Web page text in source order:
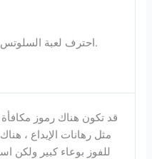
احترف لعبة السلوتس في الكازينو.
قد تكون هناك رموز
مثل رهانات الإيداع ،
للفوز بوعاء كبير